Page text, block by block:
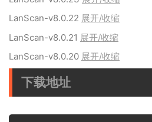
LanScan-v8.0.22 展开/收缩
LanScan-v8.0.21 展开/收缩
LanScan-v8.0.20 展开/收缩
下载地址